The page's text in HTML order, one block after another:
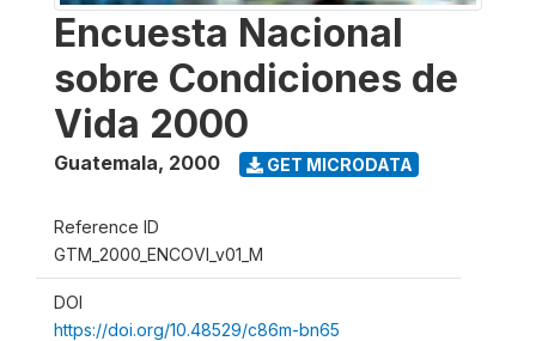
Encuesta Nacional
sobre Condiciones de
Vida 2000
Guatemala, 2000 GET MICRODATA
Reference ID
GTM_2000_ENCOVI_v01_M
DOI
https://doi.org/10.48529/c86m-bn65